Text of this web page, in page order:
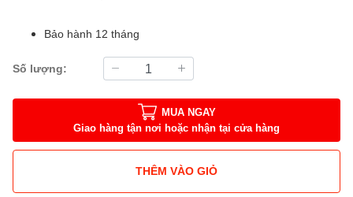
Bảo hành 12 tháng
Số lượng:
MUA NGAY
Giao hàng tận nơi hoặc nhận tại cửa hàng
THÊM VÀO GIỎ